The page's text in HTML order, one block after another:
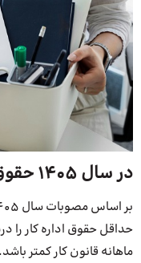
در سال 1405 حقوق بیمه بیکاری چقدر است؟
حداقل حقوق اداره کار را
ماهانه قانون کار کمتر